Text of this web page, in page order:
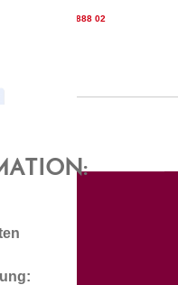
0172 30 888 02